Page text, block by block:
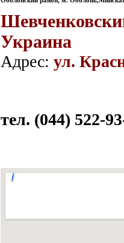
Украина
Адрес: ул.
тел. (044) 522-